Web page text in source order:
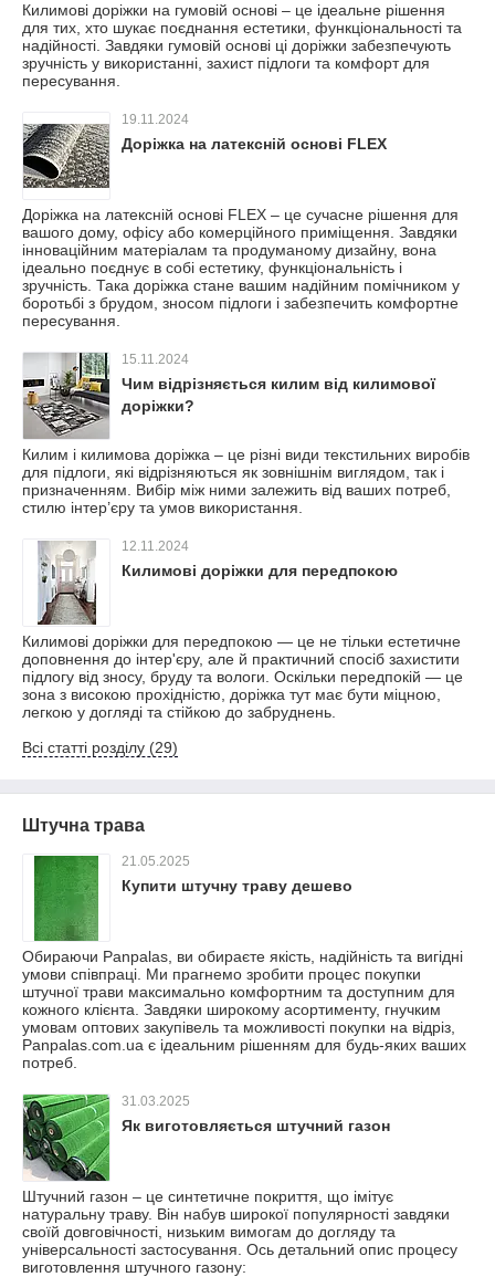
Килимові доріжки на гумовій основі – це ідеальне рішення
для тих, хто шукає поєднання естетики, функціональності та
надійності. Завдяки гумовій основі ці доріжки забезпечують
зручність у використанні, захист підлоги та комфорт для
пересування.
19.11.2024
Доріжка на латексній основі FLEX
Доріжка на латексній основі FLEX – це сучасне рішення для
вашого дому, офісу або комерційного приміщення. Завдяки
інноваційним матеріалам та продуманому дизайну, вона
ідеально поєднує в собі естетику, функціональність і
зручність. Така доріжка стане вашим надійним помічником у
боротьбі з брудом, зносом підлоги і забезпечить комфортне
пересування.
15.11.2024
Чим відрізняється килим від килимової
доріжки?
Килим і килимова доріжка – це різні види текстильних виробів
для підлоги, які відрізняються як зовнішнім виглядом, так і
призначенням. Вибір між ними залежить від ваших потреб,
стилю інтер’єру та умов використання.
12.11.2024
Килимові доріжки для передпокою
Килимові доріжки для передпокою — це не тільки естетичне
доповнення до інтер'єру, але й практичний спосіб захистити
підлогу від зносу, бруду та вологи. Оскільки передпокій — це
зона з високою прохідністю, доріжка тут має бути міцною,
легкою у догляді та стійкою до забруднень.
Всі статті розділу (29)
Штучна трава
21.05.2025
Купити штучну траву дешево
Обираючи Panpalas, ви обираєте якість, надійність та вигідні
умови співпраці. Ми прагнемо зробити процес покупки
штучної трави максимально комфортним та доступним для
кожного клієнта. Завдяки широкому асортименту, гнучким
умовам оптових закупівель та можливості покупки на відріз,
Panpalas.com.ua є ідеальним рішенням для будь-яких ваших
потреб.
31.03.2025
Як виготовляється штучний газон
Штучний газон – це синтетичне покриття, що імітує
натуральну траву. Він набув широкої популярності завдяки
своїй довговічності, низьким вимогам до догляду та
універсальності застосування. Ось детальний опис процесу
виготовлення штучного газону: